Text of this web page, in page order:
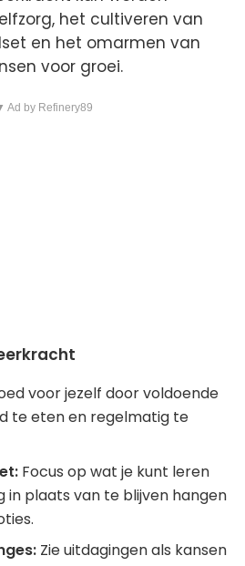
het cultiveren van
en het omarmen van
voor groei.
Ad by Refinery89
voor jezelf door voldoende
te eten en regelmatig te
Focus op wat je kunt leren
in plaats van te blijven hangen
Zie uitdagingen als kansen